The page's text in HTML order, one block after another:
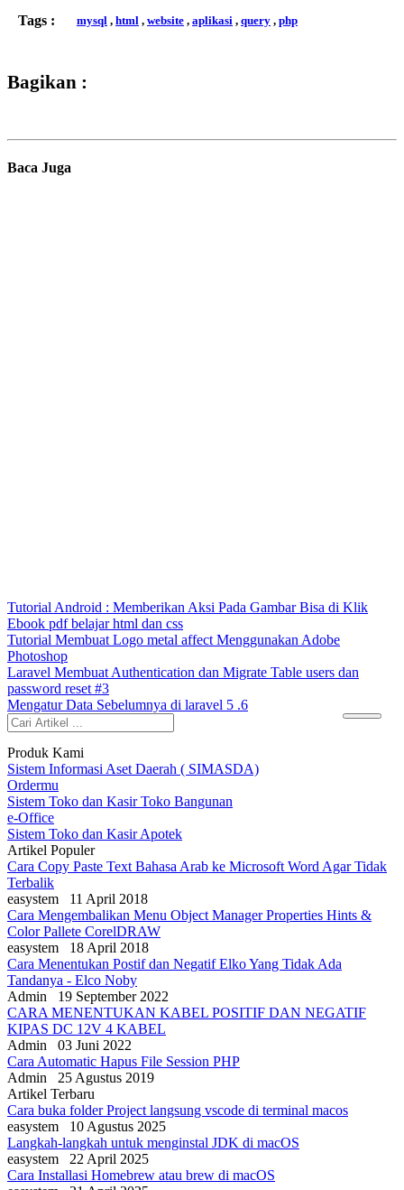
Tags : mysql , html , website , aplikasi , query , php
Bagikan :
Baca Juga
Tutorial Android : Memberikan Aksi Pada Gambar Bisa di Klik
Ebook pdf belajar html dan css
Tutorial Membuat Logo metal affect Menggunakan Adobe
Photoshop
Laravel Membuat Authentication dan Migrate Table users dan
password reset #3
Mengatur Data Sebelumnya di laravel 5 .6
Produk Kami
Sistem Informasi Aset Daerah ( SIMASDA)
Ordermu
Sistem Toko dan Kasir Toko Bangunan
e-Office
Sistem Toko dan Kasir Apotek
Artikel Populer
Cara Copy Paste Text Bahasa Arab ke Microsoft Word Agar Tidak
Terbalik
easystem 11 April 2018
Cara Mengembalikan Menu Object Manager Properties Hints &
Color Pallete CorelDRAW
easystem 18 April 2018
Cara Menentukan Postif dan Negatif Elko Yang Tidak Ada
Tandanya - Elco Noby
Admin 19 September 2022
CARA MENENTUKAN KABEL POSITIF DAN NEGATIF
KIPAS DC 12V 4 KABEL
Admin 03 Juni 2022
Cara Automatic Hapus File Session PHP
Admin 25 Agustus 2019
Artikel Terbaru
Cara buka folder Project langsung vscode di terminal macos
easystem 10 Agustus 2025
Langkah-langkah untuk menginstal JDK di macOS
easystem 22 April 2025
Cara Installasi Homebrew atau brew di macOS